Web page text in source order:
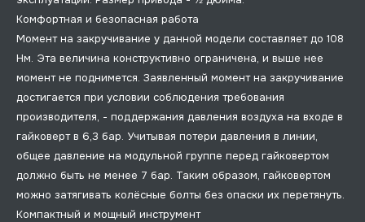
Комфортная и безопасная работа
Момент на закручивание у данной модели составляет до 108
Нм. Эта величина конструктивно ограничена, и выше нее
момент не поднимется. Заявленный момент на закручивание
достигается при условии соблюдения требования
производителя, - поддержания давления воздуха на входе в
гайковерт в 6,3 бар. Учитывая потери давления в линии,
общее давление на модульной группе перед гайковертом
должно быть не менее 7 бар. Таким образом, гайковертом
можно затягивать колёсные болты без опаски их перетянуть.
Компактный и мощный инструмент